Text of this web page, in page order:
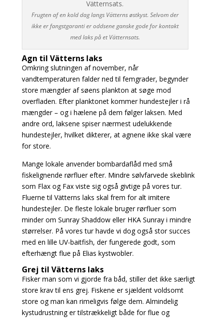
Frugten af en kold dag langs Vätterns østkyst. Selvom der
ikke er fangstgaranti er oddsene ganske gode for kontakt
med laks på et Vätternsats.
Agn til Vätterns laks
Omkring slutningen af november, når
vandtemperaturen falder ned til femgrader, begynder
store mængder af søens plankton at søge mod
overfladen. Efter planktonet kommer hundestejler i rå
mængder – og i hælene på dem følger laksen. Med
andre ord, laksene spiser nærmest udelukkende
hundestejler, hvilket dikterer, at agnene ikke skal være
for store.
Mange lokale anvender bombardaflåd med små
fiskelignende rørfluer efter. Mindre sølvfarvede skeblink
som Flax og Fax viste sig også givtige på vores tur.
Fluerne til Vätterns laks skal frem for alt imitere
hundestejler. De fleste lokale bruger rørfluer som
minder om Sunray Shaddow eller HKA Sunray i mindre
størrelser. På vores tur havde vi dog også stor succes
med en lille UV-baitfish, der fungerede godt, som
efterhængt flue på Elias kystwobler.
Grej til Vätterns laks
Fisker man som vi gjorde fra båd, stiller det ikke særligt
store krav til ens grej. Fiskene er sjældent voldsomt
store og man kan rimeligvis følge dem. Almindelig
kystudrustning er tilstrækkeligt både for flue og